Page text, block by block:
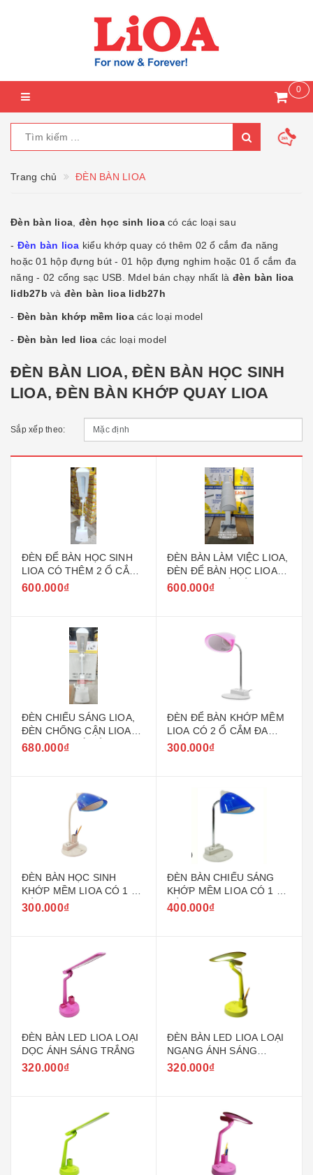
0
Trang chủ ĐÈN BÀN LIOA
Đèn bàn lioa đèn học sinh lioacó các loại sau
- Đèn bàn lioa kiểu khớp quay có thêm 02 ổ cắm đa năng
hoặc 01 hộp đựng bút - 01 hộp đựng nghim hoặc 01 ổ cắm đa
năng - 02 cổng sạc USB. Mdel bán chạy nhất là đèn bàn lioa
lidb27b và đèn bàn lioa lidb27h
- Đèn bàn khớp mềm lioacác loại model
- Đèn bàn led lioa các loại model
ĐÈN BÀN LIOA, ĐÈN BÀN HỌC SINH
LIOA, ĐÈN BÀN KHỚP QUAY LIOA
Sắp xếp theo:
ĐÈN ĐỂ BÀN HỌC SINH
LIOA CÓ THÊM 2 Ổ CẮM
ĐA NĂNG MODEL
600.000₫
ĐÈN BÀN LÀM VIỆC LIOA,
ĐÈN ĐỂ BÀN HỌC LIOA
CÓ THÊM 1 Ổ CẮM ĐA
600.000₫
ĐÈN CHIẾU SÁNG LIOA,
ĐÈN CHỐNG CẬN LIOA
CÓ THÊM 1 Ổ CẮM ĐA
680.000₫
ĐÈN ĐỂ BÀN KHỚP MỀM
LIOA CÓ 2 Ổ CẮM ĐA
NĂNG 10A
300.000₫
ĐÈN BÀN HỌC SINH
KHỚP MỀM LIOA CÓ 1 Ổ
CẮM ĐA NĂNG VÀ 1 HỘP
300.000₫
ĐÈN BÀN CHIẾU SÁNG
KHỚP MỀM LIOA CÓ 1 Ổ
CẮM ĐA NĂNG VÀ 2
400.000₫
ĐÈN BÀN LED LIOA LOẠI
DỌC ÁNH SÁNG TRẮNG
320.000₫
ĐÈN BÀN LED LIOA LOẠI
NGANG ÁNH SÁNG
TRẮNG
320.000₫